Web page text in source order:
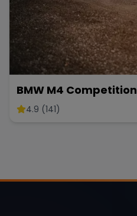
BMW M4 Competition
4.9 (141)